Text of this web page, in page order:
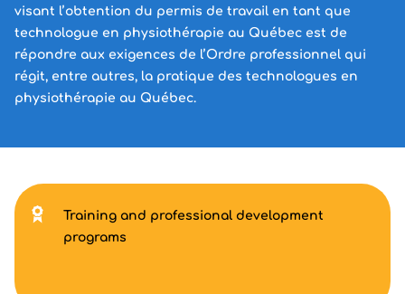
visant l’obtention du permis de travail en tant que
technologue en physiothérapie au Québec est de
répondre aux exigences de l’Ordre professionnel qui
régit, entre autres, la pratique des technologues en
physiothérapie au Québec.
Training and professional development
programs